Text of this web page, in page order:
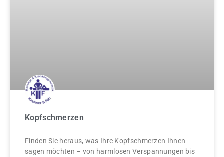
Kopfschmerzen
Finden Sie heraus, was Ihre Kopfschmerzen Ihnen
sagen möchten – von harmlosen Verspannungen bis